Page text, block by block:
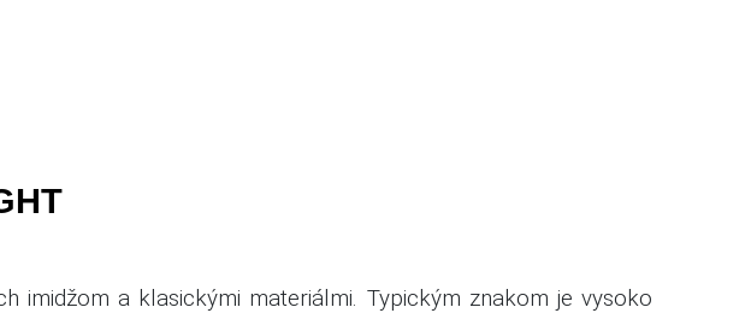
imidžom a klasickými materiálmi. Typickým znakom je vysoko